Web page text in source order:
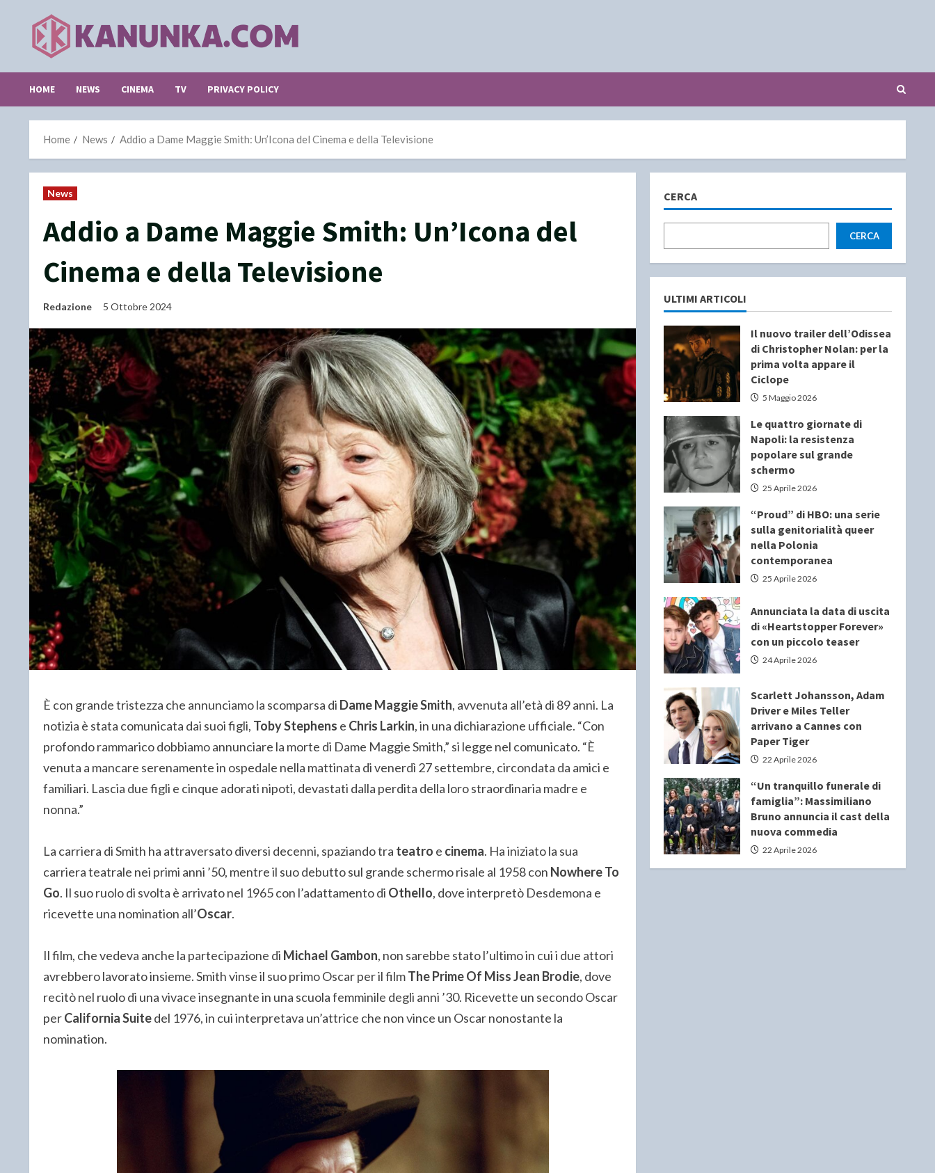
content
HOME NEWS CINEMA TV PRIVACY POLICY
Home News Addio a Dame Maggie Smith: Un’Icona del Cinema e della Televisione
News
Addio a Dame Maggie Smith: Un’Icona del
Cinema e della Televisione
Redazione 5 Ottobre 2024
È con grande tristezza che annunciamo la scomparsa di Dame Maggie Smith, avvenuta all’età di 89 anni. La
notizia è stata comunicata dai suoi figli, Toby Stephens e Chris Larkin, in una dichiarazione ufficiale. “Con
profondo rammarico dobbiamo annunciare la morte di Dame Maggie Smith,” si legge nel comunicato. “È
venuta a mancare serenamente in ospedale nella mattinata di venerdì 27 settembre, circondata da amici e
familiari. Lascia due figli e cinque adorati nipoti, devastati dalla perdita della loro straordinaria madre e
nonna.”
La carriera di Smith ha attraversato diversi decenni, spaziando tra teatro e cinema. Ha iniziato la sua
carriera teatrale nei primi anni ’50, mentre il suo debutto sul grande schermo risale al 1958 con Nowhere To
Go. Il suo ruolo di svolta è arrivato nel 1965 con l’adattamento di Othello, dove interpretò Desdemona e
ricevette una nomination all’Oscar.
Il film, che vedeva anche la partecipazione di Michael Gambon, non sarebbe stato l’ultimo in cui i due attori
avrebbero lavorato insieme. Smith vinse il suo primo Oscar per il filmThe Prime Of Miss Jean Brodie, dove
recitò nel ruolo di una vivace insegnante in una scuola femminile degli anni ’30. Ricevette un secondo Oscar
perCalifornia Suitedel 1976, in cui interpretava un’attrice che non vince un Oscar nonostante la
nomination.
CERCA
CERCA
ULTIMI ARTICOLI
Il nuovo trailer dell’Odissea
di Christopher Nolan: per la
prima volta appare il
Ciclope
5 Maggio 2026
Le quattro giornate di
Napoli: la resistenza
popolare sul grande
schermo
25 Aprile 2026
“Proud” di HBO: una serie
sulla genitorialità queer
nella Polonia
contemporanea
25 Aprile 2026
Annunciata la data di uscita
di «Heartstopper Forever»
con un piccolo teaser
24 Aprile 2026
Scarlett Johansson, Adam
Driver e Miles Teller
arrivano a Cannes con
Paper Tiger
22 Aprile 2026
“Un tranquillo funerale di
famiglia”: Massimiliano
Bruno annuncia il cast della
nuova commedia
22 Aprile 2026